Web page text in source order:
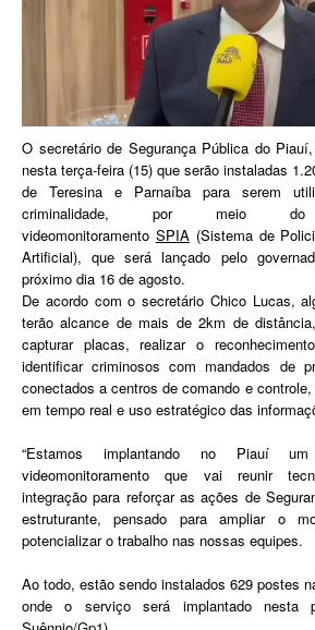
O secretário de Segurança Pública do Piauí,
nesta terça-feira (15) que serão instaladas
de Teresina e Parnaíba para serem
criminalidade, por meio
videomonitoramento SPIA(Sistema de
Artificial), que será lançado pelo
próximo dia 16 de agosto.
De acordo com o secretário Chico Lucas,
terão alcance de mais de 2km de
capturar placas, realizar o
identificar criminosos com mandados de
conectados a centros de comando e
em tempo real e uso estratégico das
“Estamos implantando no Piauí
videomonitoramento que vai reunir
integração para reforçar as ações de
estruturante, pensado para ampliar o
potencializar o trabalho nas nossas equipes.
Ao todo, estão sendo instalados 629 postes
onde o serviço será implantado nesta